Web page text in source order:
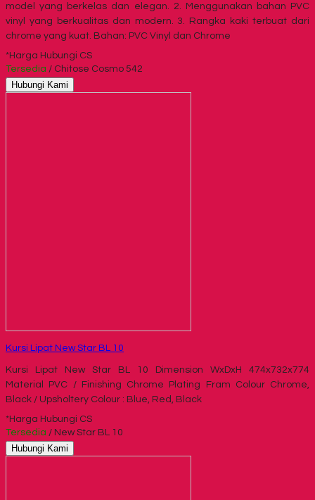
model yang berkelas dan elegan. 2. Menggunakan bahan PVC
vinyl yang berkualitas dan modern. 3. Rangka kaki terbuat dari
chrome yang kuat. Bahan: PVC Vinyl dan Chrome
*Harga Hubungi CS
Tersedia / Chitose Cosmo 542
Hubungi Kami
Kursi Lipat New Star BL 10
Kursi Lipat New Star BL 10 Dimension WxDxH 474x732x774
Material PVC / Finishing Chrome Plating Fram Colour Chrome,
Black / Upsholtery Colour : Blue, Red, Black
*Harga Hubungi CS
Tersedia / New Star BL 10
Hubungi Kami